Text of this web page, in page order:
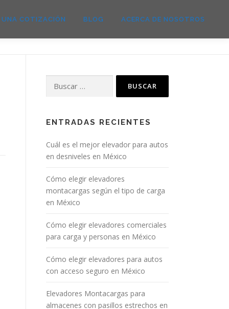
COTIZACIÓN BLOG ACERCA DE NOSOTROS
ENTRADAS RECIENTES
Cuál es el mejor elevador para autos
en desniveles en México
Cómo elegir elevadores
montacargas según el tipo de carga
en México
Cómo elegir elevadores comerciales
para carga y personas en México
Cómo elegir elevadores para autos
con acceso seguro en México
Elevadores Montacargas para
almacenes con pasillos estrechos en